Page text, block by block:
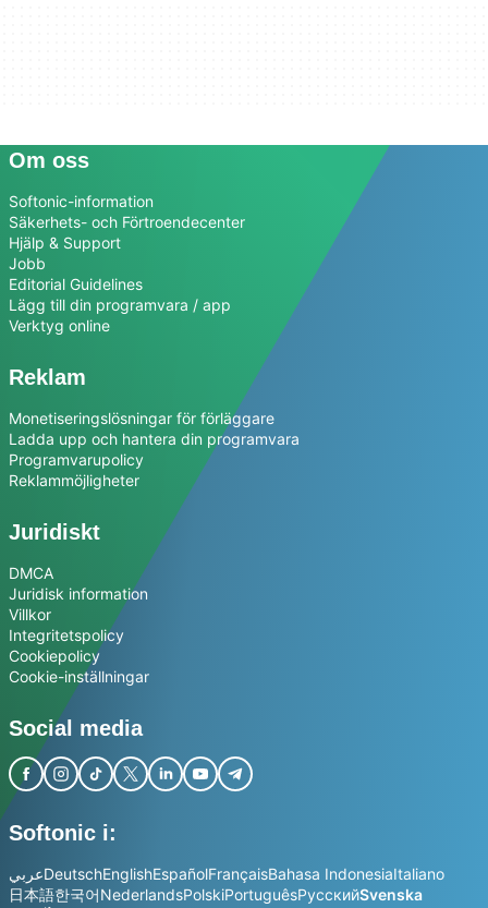
Om oss
Softonic-information
Säkerhets- och Förtroendecenter
Hjälp & Support
Jobb
Editorial Guidelines
Lägg till din programvara / app
Verktyg online
Reklam
Monetiseringslösningar för förläggare
Ladda upp och hantera din programvara
Programvarupolicy
Reklammöjligheter
Juridiskt
DMCA
Juridisk information
Villkor
Integritetspolicy
Cookiepolicy
Cookie-inställningar
Social media
Softonic i:
عربيDeutschEnglishEspañolFrançaisBahasa IndonesiaItaliano
日本語한국어NederlandsPolskiPortuguêsРусскийSvenska